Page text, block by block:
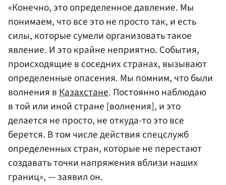
«Конечно, это определенное давление. Мы
понимаем, что все это не просто так, и есть
силы, которые сумели организовать такое
явление. И это крайне неприятно. События,
происходящие в соседних странах, вызывают
определенные опасения. Мы помним, что были
волнения вКазахстане. Постоянно наблюдаю
в той или иной стране [волнения], и это
делается не просто, не откуда-то это все
берется. В том числе действия спецслужб
определенных стран, которые не перестают
создавать точки напряжения вблизи наших
границ», — заявил он.